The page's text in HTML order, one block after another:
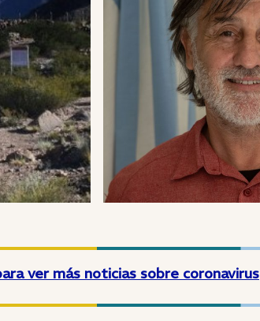
ver más noticias sobre coronavirus